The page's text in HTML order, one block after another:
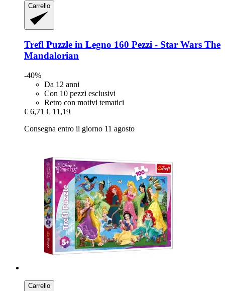
Carrello
Trefl Puzzle in Legno 160 Pezzi -​ Star Wars The
Mandalorian
-40%
Da 12 anni
Con 10 pezzi esclusivi
Retro con motivi tematici
€ 6,71 € 11,19
Consegna entro il giorno 11 agosto
Carrello